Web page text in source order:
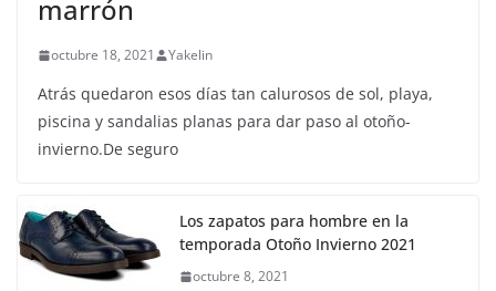
marrón
octubre 18, 2021 Yakelin
Atrás quedaron esos días tan calurosos de sol, playa,
piscina y sandalias planas para dar paso al otoño-
invierno.De seguro
Los zapatos para hombre en la
temporada Otoño Invierno 2021
octubre 8, 2021